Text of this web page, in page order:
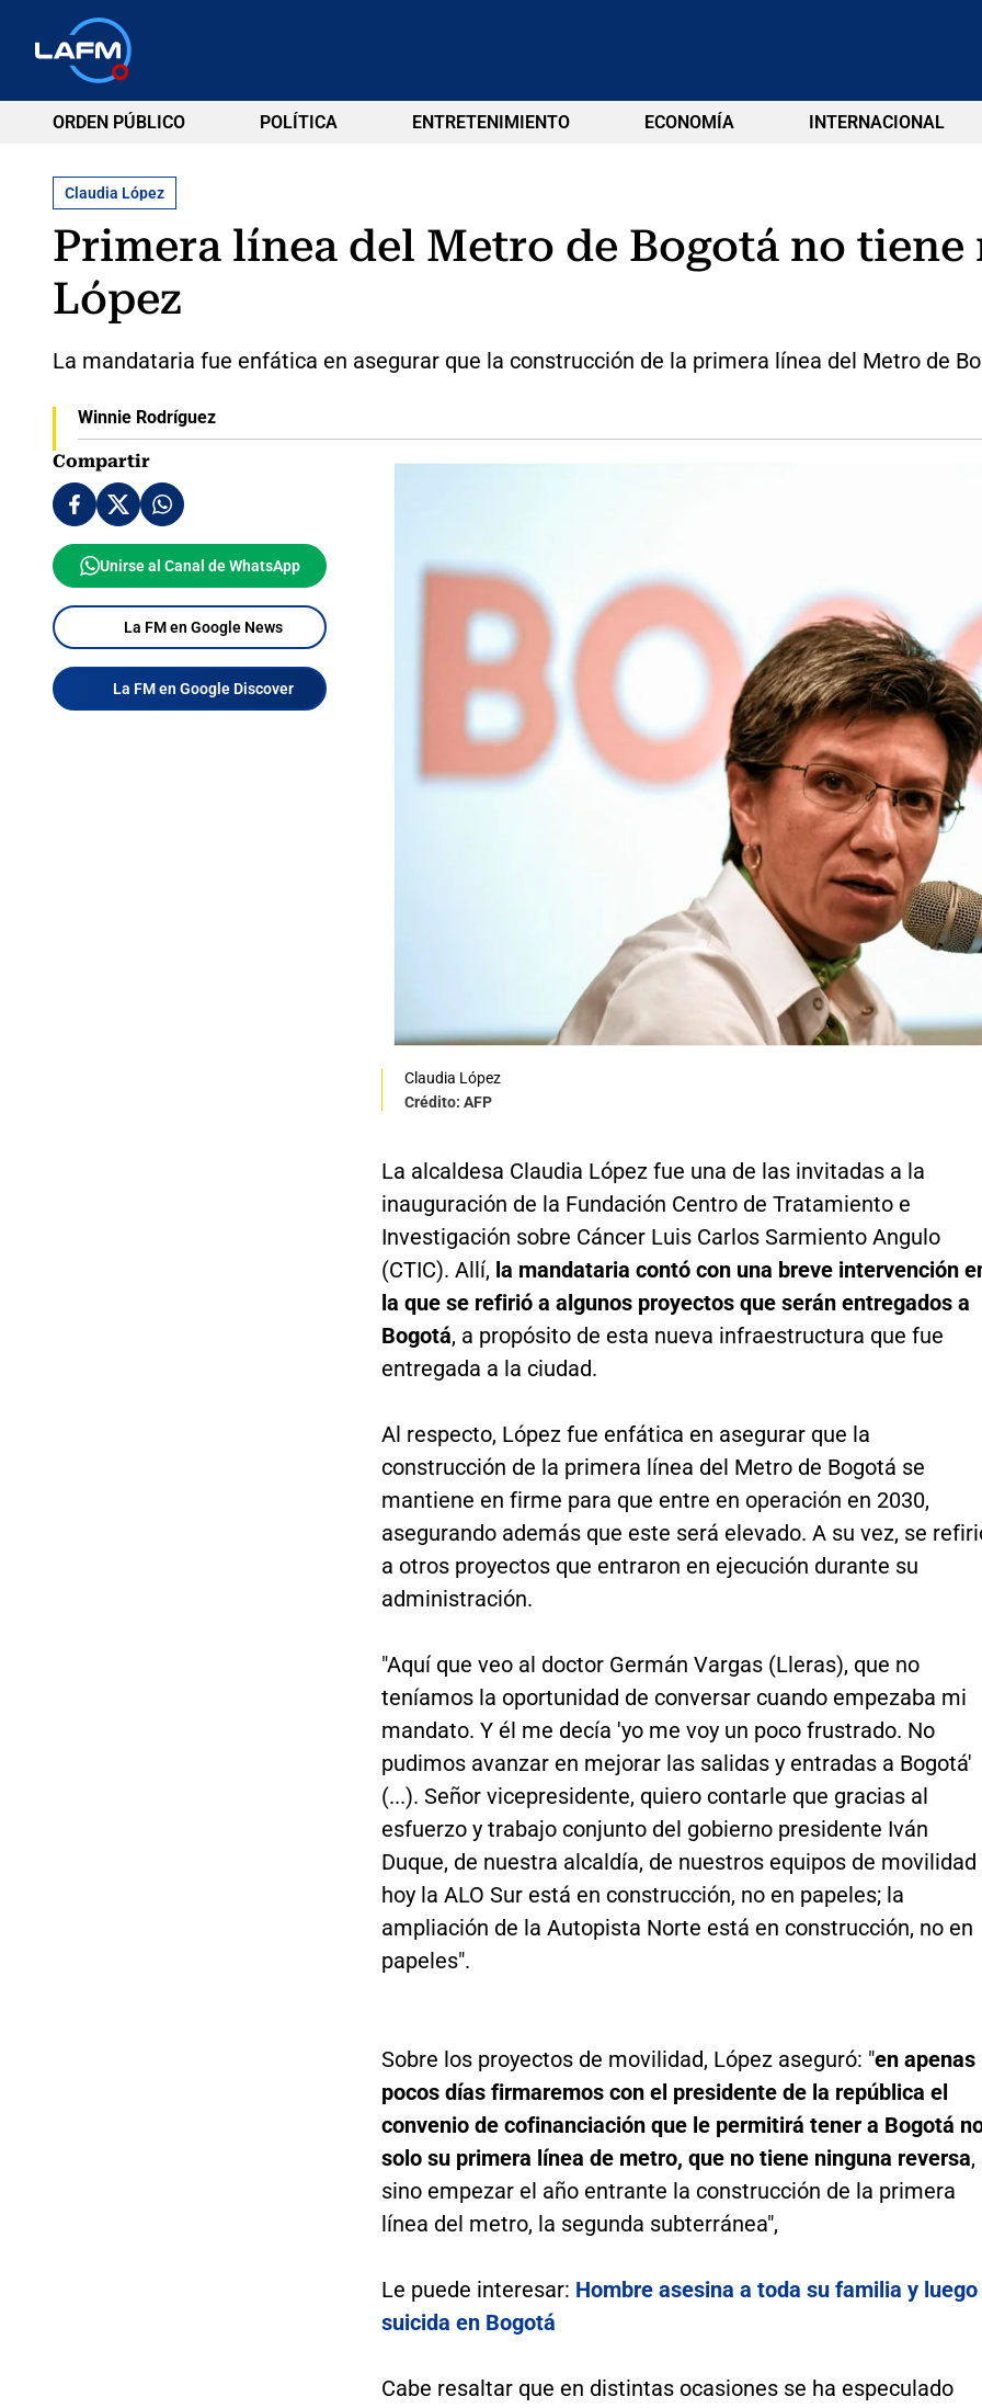
ORDEN PÚBLICO POLÍTICA ENTRETENIMIENTO ECONOMÍA INTERNACIONAL
Claudia López
Primera línea del Metro de Bogotá no tiene
López
La mandataria fue enfática en asegurar que la construcción de la primera línea del Metro de
Winnie Rodríguez
Compartir
Unirse al Canal de WhatsApp
La FM en Google News
La FM en Google Discover
Claudia López
Crédito: AFP
La alcaldesa Claudia López fue una de las invitadas a la
inauguración de la Fundación Centro de Tratamiento e
Investigación sobre Cáncer Luis Carlos Sarmiento Angulo
(CTIC). Allí, la mandataria contó con una breve intervención
la que se refirió a algunos proyectos que serán entregados a
Bogotá, a propósito de esta nueva infraestructura que fue
entregada a la ciudad.
Al respecto, López fue enfática en asegurar que la
construcción de la primera línea del Metro de Bogotá se
mantiene en firme para que entre en operación en 2030,
asegurando además que este será elevado. A su vez, se
a otros proyectos que entraron en ejecución durante su
administración.
"Aquí que veo al doctor Germán Vargas (Lleras), que no
teníamos la oportunidad de conversar cuando empezaba mi
mandato. Y él me decía 'yo me voy un poco frustrado. No
pudimos avanzar en mejorar las salidas y entradas a Bogotá'
(...). Señor vicepresidente, quiero contarle que gracias al
esfuerzo y trabajo conjunto del gobierno presidente Iván
Duque, de nuestra alcaldía, de nuestros equipos de movilidad
hoy la ALO Sur está en construcción, no en papeles; la
ampliación de la Autopista Norte está en construcción, no en
papeles".
Sobre los proyectos de movilidad, López aseguró: "en apenas
pocos días firmaremos con el presidente de la república el
convenio de cofinanciación que le permitirá tener a Bogotá
solo su primera línea de metro, que no tiene ninguna reversa,
sino empezar el año entrante la construcción de la primera
línea del metro, la segunda subterránea",
Le puede interesar: Hombre asesina a toda su familia y luego
suicida en Bogotá
Cabe resaltar que en distintas ocasiones se ha especulado